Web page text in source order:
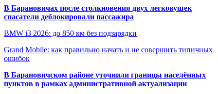
В Барановичах после столкновения двух легковушек
спасатели деблокировали пассажира
BMW i3 2026: до 850 км без подзарядки
Grand Mobile: как правильно начать и не совершить типичных
ошибок
В Барановичском районе уточнили границы населённых
пунктов в рамках административной актуализации